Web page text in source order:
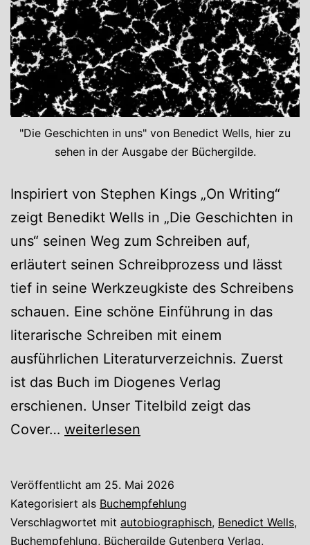
"Die Geschichten in uns" von Benedict Wells, hier zu
sehen in der Ausgabe der Büchergilde.
Inspiriert von Stephen Kings „On Writing“
zeigt Benedikt Wells in „Die Geschichten in
uns“ seinen Weg zum Schreiben auf,
erläutert seinen Schreibprozess und lässt
tief in seine Werkzeugkiste des Schreibens
schauen. Eine schöne Einführung in das
literarische Schreiben mit einem
ausführlichen Literaturverzeichnis. Zuerst
ist das Buch im Diogenes Verlag
erschienen. Unser Titelbild zeigt das
Cover… Benedict
Die
Geschichten
weiterlesen
Veröffentlicht am 25. Mai 2026
Kategorisiert als Buchempfehlung
Verschlagwortet mit autobiographisch, Benedict Wells,
Buchempfehlung, Büchergilde Gutenberg Verlag,